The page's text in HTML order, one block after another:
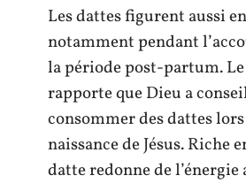
Les dattes figurent aussi
notamment pendant
la période post-partum.
rapporte que Dieu a
consommer des dattes
naissance de Jésus. Riche
datte redonne de l’énergie